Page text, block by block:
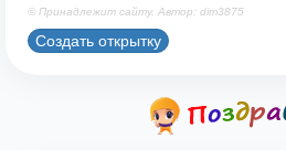
© Принадлежит сайту. Автор: dim3875
Создать открытку